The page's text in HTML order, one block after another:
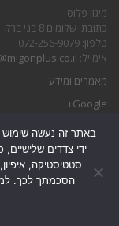
מיגון פלוס
כתובת: שלומים 8 בני ברק
טלפון: 072-256-9079
אימייל:
מאמרים ומידע
Google+
מדיניות פרטיות
גלילה
ידי צדדים
סטטיסטיקה,
הסכמתך לכך.